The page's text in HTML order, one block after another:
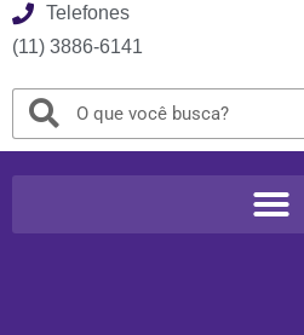
Telefones
(11) 3886-6141